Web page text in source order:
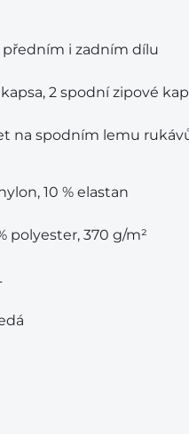
předním i zadním dílu
2 spodní zipové
na spodním lemu
10 % elastan
polyester, 370 g/m²